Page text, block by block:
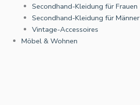
Secondhand-Kleidung für Frauen
Secondhand-Kleidung für Männer
Vintage-Accessoires
Möbel & Wohnen